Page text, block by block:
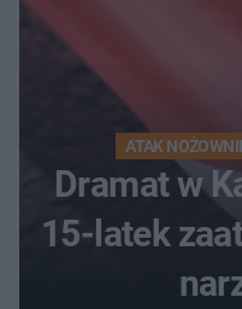
ATAK
Dramat w
15-latek